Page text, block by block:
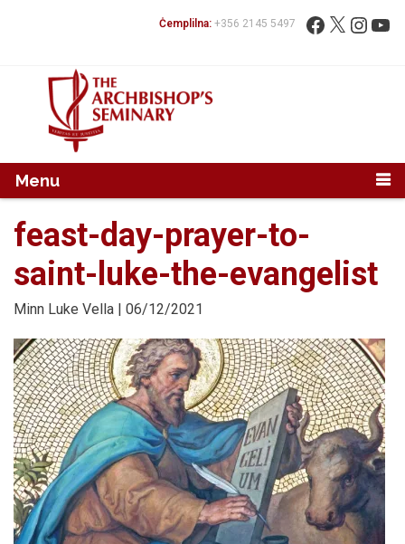
Fittex: Facebook
X
Ċemplilna: +356 2145 5497
Menu
feast-day-prayer-to-
saint-luke-the-evangelist
Minn Luke Vella | 06/12/2021